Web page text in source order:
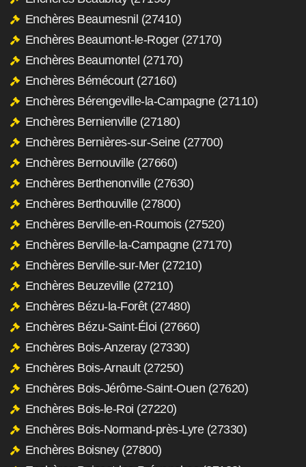
Enchères Beaumesnil (27410)
Enchères Beaumont-le-Roger (27170)
Enchères Beaumontel (27170)
Enchères Bémécourt (27160)
Enchères Bérengeville-la-Campagne (27110)
Enchères Bernienville (27180)
Enchères Bernières-sur-Seine (27700)
Enchères Bernouville (27660)
Enchères Berthenonville (27630)
Enchères Berthouville (27800)
Enchères Berville-en-Roumois (27520)
Enchères Berville-la-Campagne (27170)
Enchères Berville-sur-Mer (27210)
Enchères Beuzeville (27210)
Enchères Bézu-la-Forêt (27480)
Enchères Bézu-Saint-Éloi (27660)
Enchères Bois-Anzeray (27330)
Enchères Bois-Arnault (27250)
Enchères Bois-Jérôme-Saint-Ouen (27620)
Enchères Bois-le-Roi (27220)
Enchères Bois-Normand-près-Lyre (27330)
Enchères Boisney (27800)